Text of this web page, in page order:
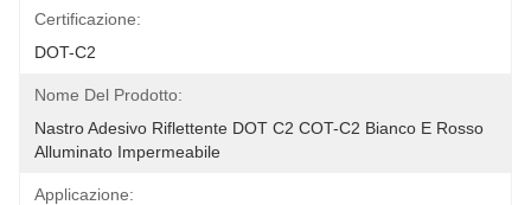
Certificazione:
DOT-C2
Nome Del Prodotto:
Nastro Adesivo Riflettente DOT C2 COT-C2 Bianco E Rosso
Alluminato Impermeabile
Applicazione: